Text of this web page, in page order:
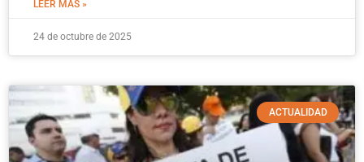
LEER MÁS »
24 de octubre de 2025
ACTUALIDAD